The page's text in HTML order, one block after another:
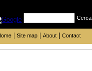
Cerca
Site map About Contact